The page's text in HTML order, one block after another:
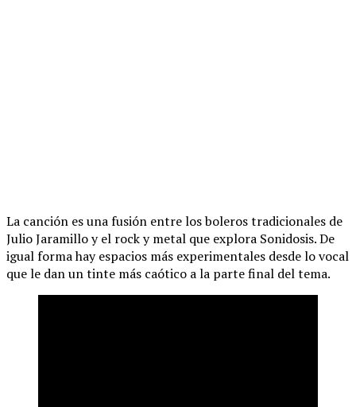
La canción es una fusión entre los boleros tradicionales de
Julio Jaramillo y el rock y metal que explora Sonidosis. De
igual forma hay espacios más experimentales desde lo vocal
que le dan un tinte más caótico a la parte final del tema.